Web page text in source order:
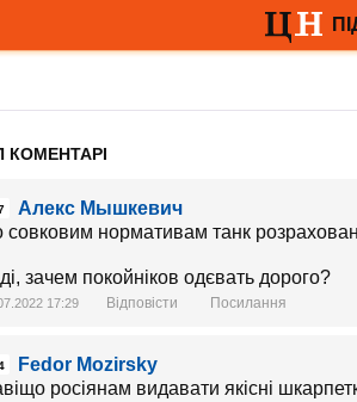
КОМЕНТАРІ
Алекс Мышкевич
совковим нормативам танк
зачем покойніков одєвать дорого?
17:29 Відповісти Посилання
Fedor Mozirsky
росіянам видавати якісні